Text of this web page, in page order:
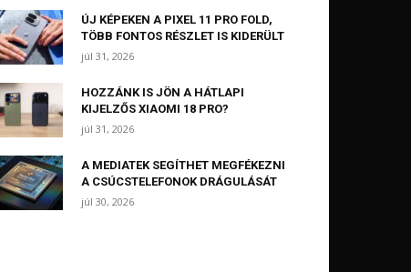
ÚJ KÉPEKEN A PIXEL 11 PRO FOLD,
TÖBB FONTOS RÉSZLET IS KIDERÜLT
júl 31, 2026
HOZZÁNK IS JÖN A HÁTLAPI
KIJELZŐS XIAOMI 18 PRO?
júl 31, 2026
A MEDIATEK SEGÍTHET MEGFÉKEZNI
A CSÚCSTELEFONOK DRÁGULÁSÁT
júl 30, 2026